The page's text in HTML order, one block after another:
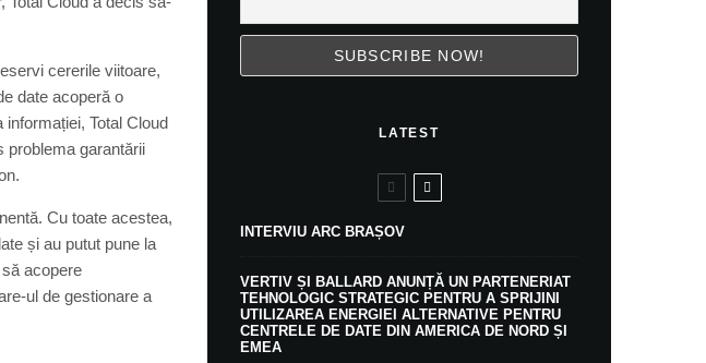
cererile viitoare,
date acoperă o
Total Cloud
problema garantării
Cu toate acestea,
și au putut pune la
acopere
ul de gestionare a
LATEST
INTERVIU ARC BRAȘOV
VERTIV ȘI BALLARD ANUNȚĂ UN PARTENERIAT
TEHNOLOGIC STRATEGIC PENTRU A SPRIJINI
UTILIZAREA ENERGIEI ALTERNATIVE PENTRU
CENTRELE DE DATE DIN AMERICA DE NORD ȘI
EMEA